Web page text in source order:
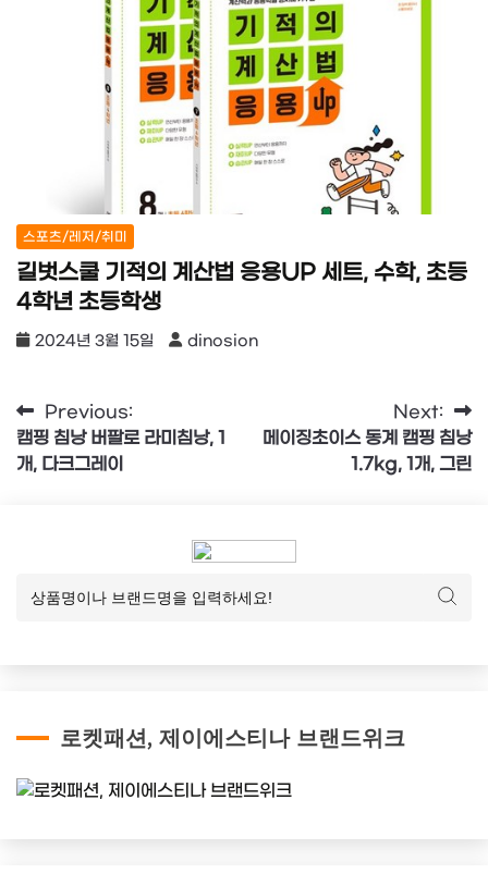
스포츠/레저/취미
길벗스쿨 기적의 계산법 응용UP 세트, 수학, 초등
4학년 초등학생
2024년 3월 15일 dinosion
글
탐
Previous:
캠핑 침낭 버팔로 라미침낭, 1
개, 다크그레이
Next:
메이징초이스 동계 캠핑 침낭
1.7kg, 1개, 그린
로켓패션, 제이에스티나 브랜드위크